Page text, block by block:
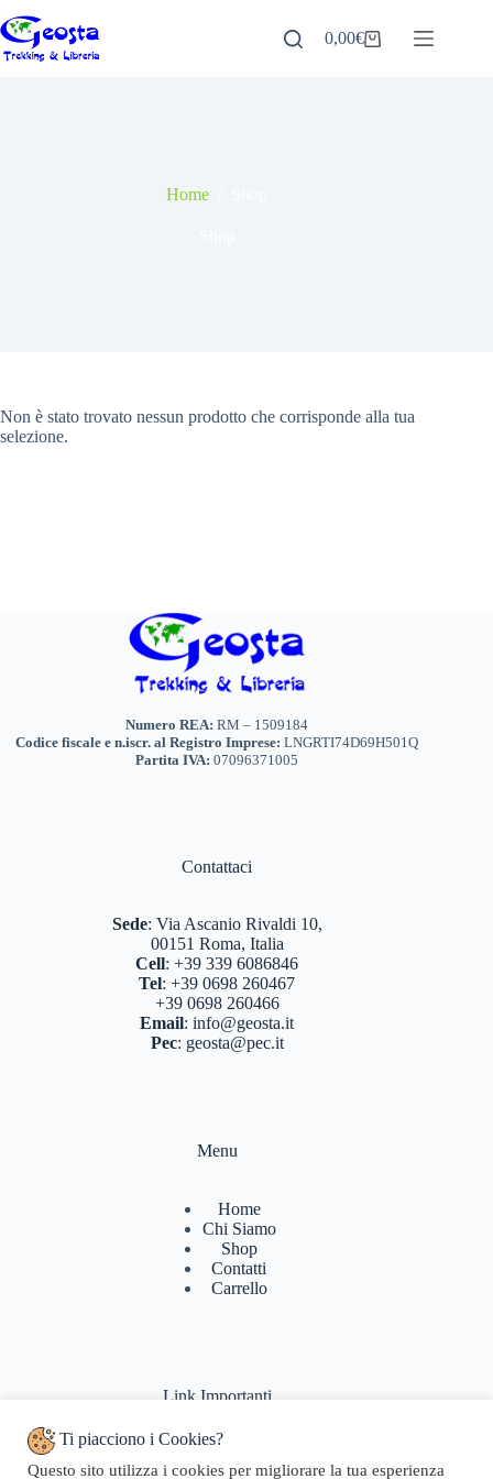
al
contenuto
Carrello
0,00€
Home
Non è stato trovato nessun prodotto che corrisponde alla tua
selezione.
Numero REA:RM – 1509184
Codice fiscale e n.iscr. al Registro Imprese:LNGRTI74D69H501Q
Partita IVA: 07096371005
Contattaci
Sede: Via Ascanio Rivaldi 10,
00151 Roma, Italia
Cell:+39 339 6086846
Tel:+39 0698 260467
+39 0698 260466
Email:info@geosta.it
Pec: geosta@pec.it
Menu
Home
Chi Siamo
Shop
Contatti
Carrello
Link Importanti
Politiche di Reso
Ti piacciono i Cookies?
Questo sito utilizza i cookies per migliorare la tua esperienza